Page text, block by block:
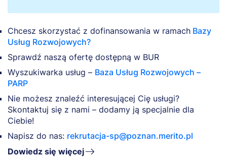
Chcesz skorzystać z dofinansowania w ramach Bazy
Usług Rozwojowych?
Sprawdź naszą ofertę dostępną w BUR
Wyszukiwarka usług – Baza Usług Rozwojowych –
PARP
Nie możesz znaleźć interesującej Cię usługi?
Skontaktuj się z nami – dodamy ją specjalnie dla
Ciebie!
Napisz do nas: rekrutacja-sp@poznan.merito.pl
Dowiedz się więcej